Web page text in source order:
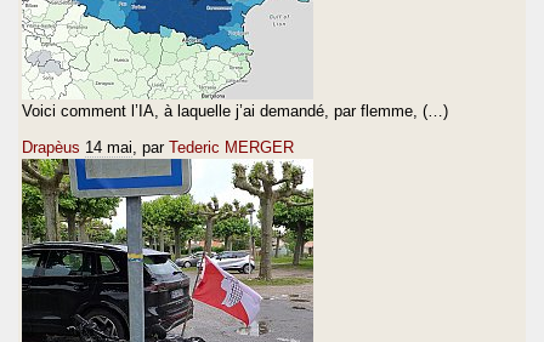
Voici comment l’IA, à laquelle j’ai demandé, par flemme, (…)
Drapèus 14 mai , par Tederic MERGER